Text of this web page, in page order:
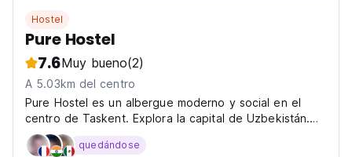
Hostel
Pure Hostel
7.6Muy bueno(2)
A 5.03km del centro
Pure Hostel es un albergue moderno y social en el
centro de Taskent. Explora la capital de Uzbekistán.
Conoce a otros viajeros en nuestros elegantes
dormitorios. Perfecto para explorar la ciudad. (Auto-
quedándose